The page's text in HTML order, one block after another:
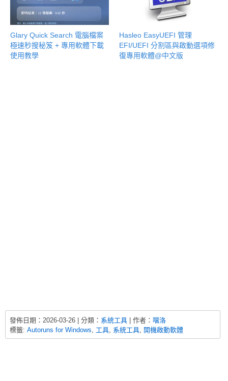
Glary Quick Search 電腦檔案
極速秒搜秘笈 + 專用軟體下載
使用教學
Hasleo EasyUEFI 管理
EFI/UEFI 分割區與啟動選項修
復專用軟體@中文版
發佈日期： 2026-03-26 | 分類： 系統工具 | 作者： 噹洛
標籤: Autoruns for Windows 工具 系統工具 開機啟動軟體